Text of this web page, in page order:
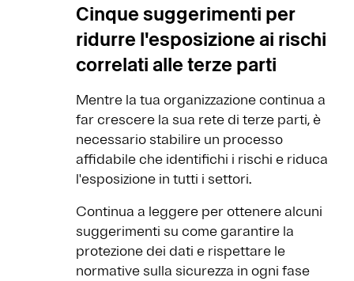
Cinque suggerimenti per
ridurre l'esposizione ai rischi
correlati alle terze parti
Mentre la tua organizzazione continua a
far crescere la sua rete di terze parti, è
necessario stabilire un processo
affidabile che identifichi i rischi e riduca
l'esposizione in tutti i settori.
Continua a leggere per ottenere alcuni
suggerimenti su come garantire la
protezione dei dati e rispettare le
normative sulla sicurezza in ogni fase